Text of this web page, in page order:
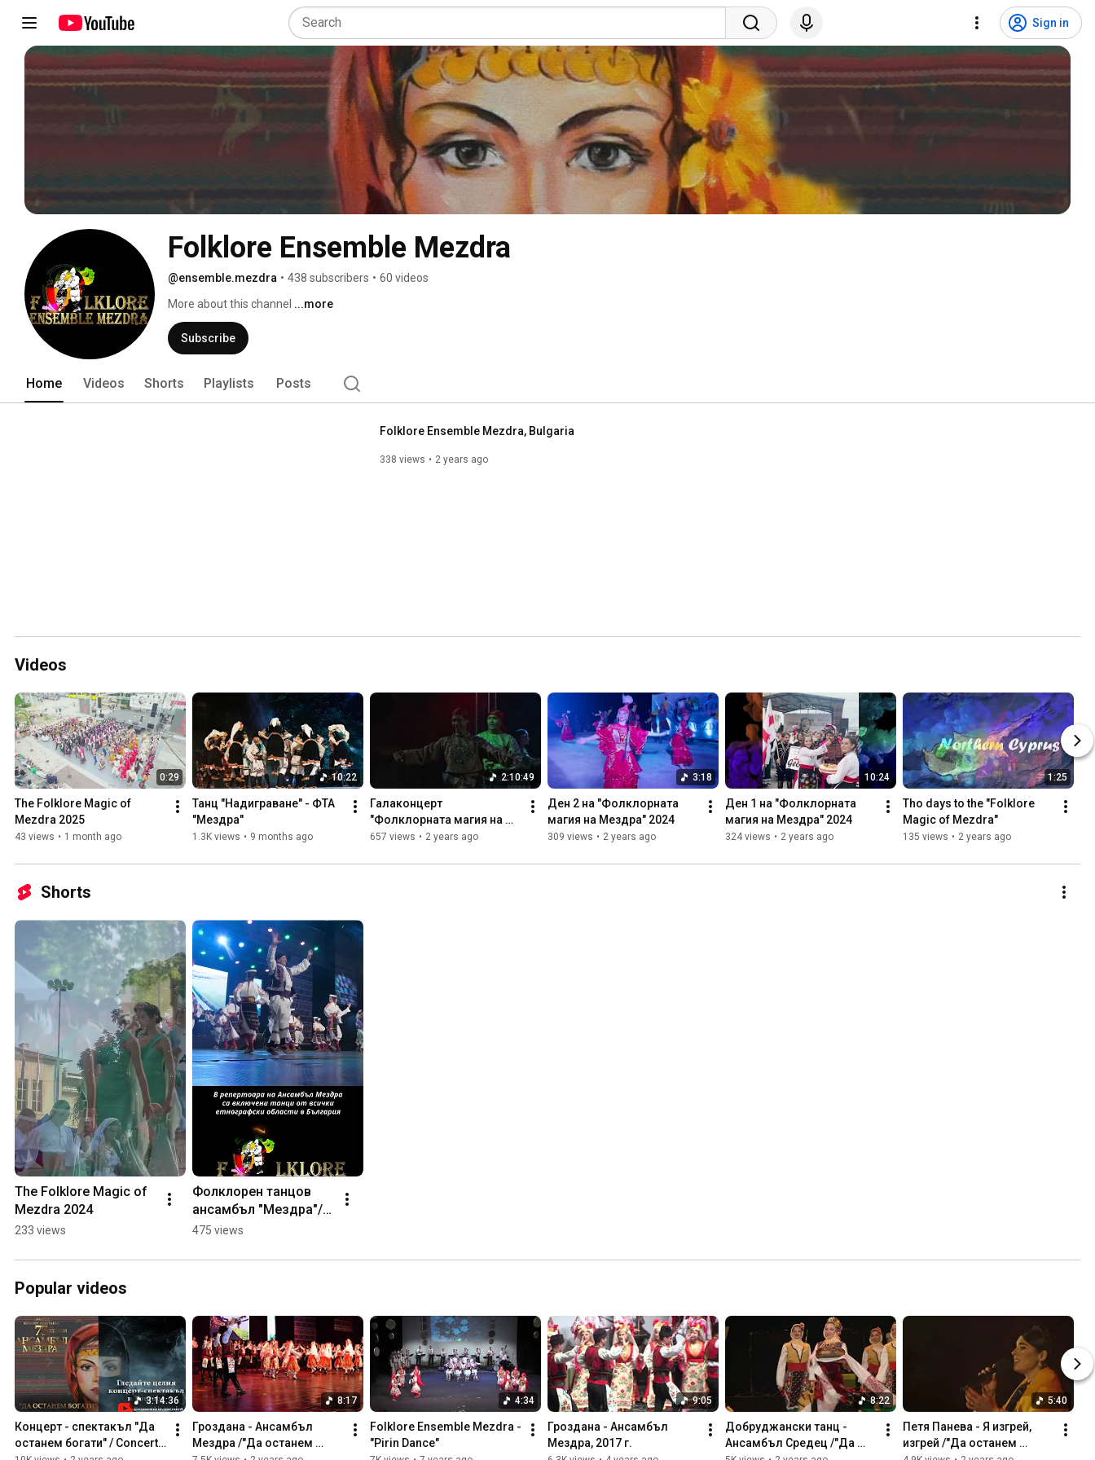
Sign in
Folklore Ensemble Mezdra
@ensemble.mezdra • 438 subscribers • 60 videos
More about this channel ...more
Subscribe
Home Videos Shorts Playlists Posts
Folklore Ensemble Mezdra, Bulgaria
338 views 2 years ago
Videos
0:29
The Folklore Magic of
Mezdra 2025
43 views • 1 month ago
10:22
Танц "Надиграване" - ФТА
"Мездра"
1.3K views • 9 months ago
2:10:49
Галаконцерт
"Фолклорната магия на
Мездра" 2024 г.
657 views • 2 years ago
3:18
Ден 2 на "Фолклорната
магия на Мездра" 2024
309 views • 2 years ago
10:24
Ден 1 на "Фолклорната
магия на Мездра" 2024
324 views • 2 years ago
1:25
Tho days to the "Folklore
Magic of Mezdra"
135 views • 2 years ago
Shorts
The Folklore Magic of
Mezdra 2024
233 views
Фолклорен танцов
ансамбъл "Мездра"/
Folklore ensemble
475 views
Popular videos
3:14:36
Концерт - спектакъл "Да
останем богати" / Concert
8:17
Гроздана - Ансамбъл
Мездра /"Да останем
4:34
Folklore Ensemble Mezdra -
"Pirin Dance"
9:05
Гроздана - Ансамбъл
Мездра, 2017 г.
8:22
Добруджански танц -
Ансамбъл Средец /"Да
5:40
Петя Панева - Я изгрей,
изгрей /"Да останем